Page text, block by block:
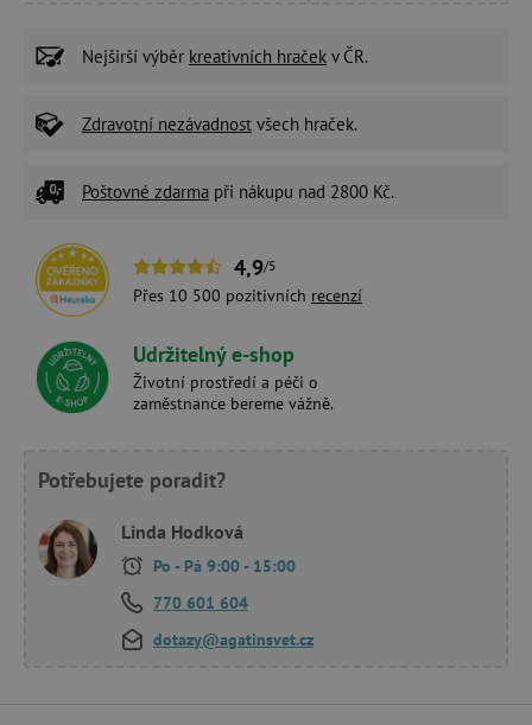
Nejširší výběr kreativních hraček v ČR.
Zdravotní nezávadnost všech hraček.
Poštovné zdarma při nákupu nad 2800 Kč.
4,9/5
Přes 10 500 pozitivních recenzí
Udržitelný e-shop
Životní prostředí a péči o
zaměstnance bereme vážně.
Potřebujete poradit?
Linda Hodková
Po - Pá 9:00 - 15:00
770 601 604
dotazy@agatinsvet.cz